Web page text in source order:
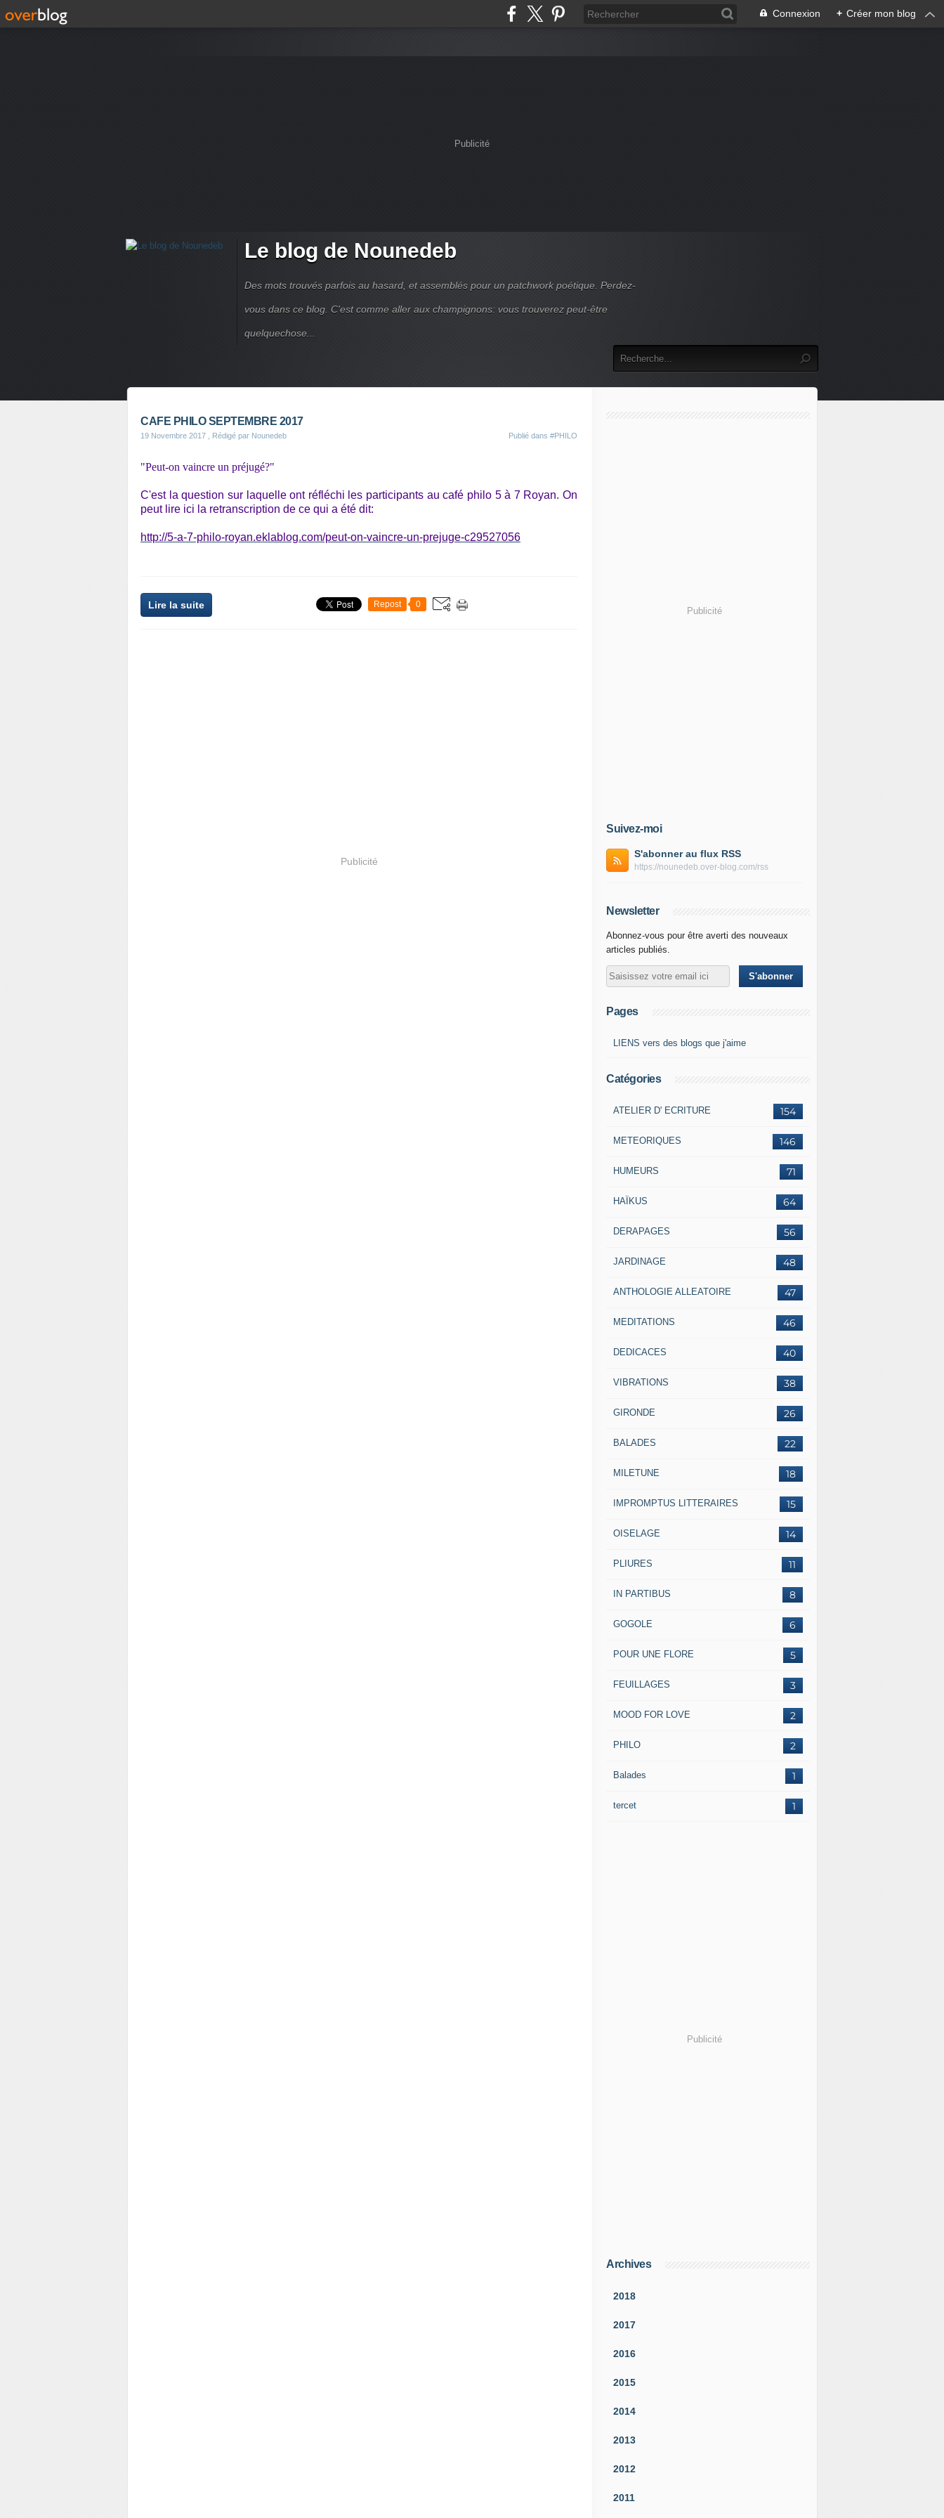
Connexion + Créer mon blog
Publicité
Le blog de Nounedeb
Des mots trouvés parfois au hasard, et assemblés pour un patchwork poétique. Perdez-
vous dans ce blog. C'est comme aller aux champignons: vous trouverez peut-être
quelquechose...
CAFE PHILO SEPTEMBRE 2017
19 Novembre 2017 , Rédigé par Nounedeb Publié dans #PHILO
"Peut-on vaincre un préjugé?"
C'est la question sur laquelle ont réfléchi les participants au café philo 5 à 7 Royan. On
peut lire ici la retranscription de ce qui a été dit:
http://5-a-7-philo-royan.eklablog.com/peut-on-vaincre-un-prejuge-c29527056
Lire la suite Repost 0
Publicité
Publicité
Suivez-moi
S'abonner au flux RSS
https://nounedeb.over-blog.com/rss
Newsletter
Abonnez-vous pour être averti des nouveaux
articles publiés.
Pages
LIENS vers des blogs que j'aime
Catégories
154
ATELIER D' ECRITURE
146
METEORIQUES
71
HUMEURS
64
HAÏKUS
56
DERAPAGES
48
JARDINAGE
47
ANTHOLOGIE ALLEATOIRE
46
MEDITATIONS
40
DEDICACES
38
VIBRATIONS
26
GIRONDE
22
BALADES
18
MILETUNE
15
IMPROMPTUS LITTERAIRES
14
OISELAGE
11
PLIURES
8
IN PARTIBUS
6
GOGOLE
5
POUR UNE FLORE
3
FEUILLAGES
2
MOOD FOR LOVE
2
PHILO
1
Balades
1
tercet
Publicité
Archives
2018
2017
2016
2015
2014
2013
2012
2011